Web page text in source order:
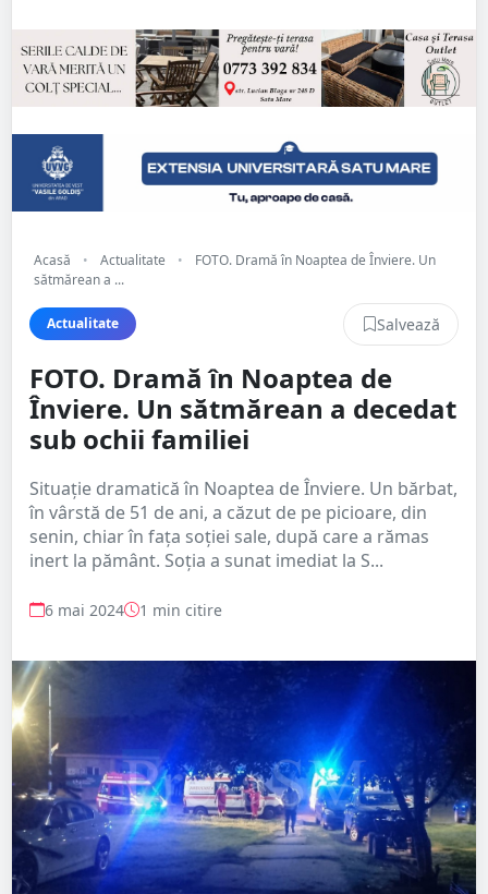
Acasă • Actualitate •
FOTO. Dramă în Noaptea de Înviere. Un
sătmărean a ...
Actualitate Salvează
FOTO. Dramă în Noaptea de
Înviere. Un sătmărean a decedat
sub ochii familiei
Situație dramatică în Noaptea de Înviere. Un bărbat,
în vârstă de 51 de ani, a căzut de pe picioare, din
senin, chiar în fața soției sale, după care a rămas
inert la pământ. Soția a sunat imediat la S...
6 mai 2024 1 min citire